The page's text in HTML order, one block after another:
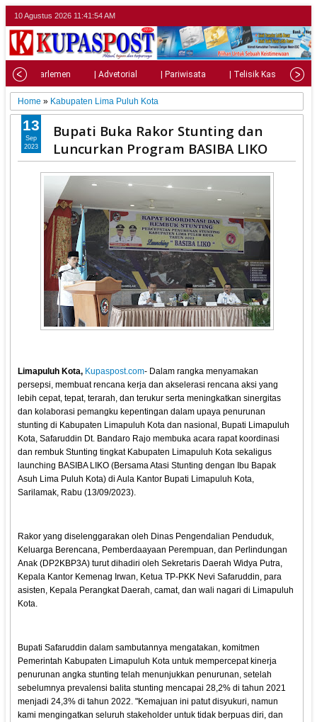
10 Agustus 2026 11:41:55 AM
| Parlemen | Advetorial | Pariwisata | Telisik Kasus
Home » Kabupaten Lima Puluh Kota
Bupati Buka Rakor Stunting dan
Luncurkan Program BASIBA LIKO
Limapuluh Kota, Kupaspost.com- Dalam rangka menyamakan
persepsi, membuat rencana kerja dan akselerasi rencana aksi yang
lebih cepat, tepat, terarah, dan terukur serta meningkatkan sinergitas
dan kolaborasi pemangku kepentingan dalam upaya penurunan
stunting di Kabupaten Limapuluh Kota dan nasional, Bupati Limapuluh
Kota, Safaruddin Dt. Bandaro Rajo membuka acara rapat koordinasi
dan rembuk Stunting tingkat Kabupaten Limapuluh Kota sekaligus
launching BASIBA LIKO (Bersama Atasi Stunting dengan Ibu Bapak
Asuh Lima Puluh Kota) di Aula Kantor Bupati Limapuluh Kota,
Sarilamak, Rabu (13/09/2023).
Rakor yang diselenggarakan oleh Dinas Pengendalian Penduduk,
Keluarga Berencana, Pemberdaayaan Perempuan, dan Perlindungan
Anak (DP2KBP3A) turut dihadiri oleh Sekretaris Daerah Widya Putra,
Kepala Kantor Kemenag Irwan, Ketua TP-PKK Nevi Safaruddin, para
asisten, Kepala Perangkat Daerah, camat, dan wali nagari di Limapuluh
Kota.
Bupati Safaruddin dalam sambutannya mengatakan, komitmen
Pemerintah Kabupaten Limapuluh Kota untuk mempercepat kinerja
penurunan angka stunting telah menunjukkan penurunan, setelah
sebelumnya prevalensi balita stunting mencapai 28,2% di tahun 2021
menjadi 24,3% di tahun 2022. "Kemajuan ini patut disyukuri, namun
kami mengingatkan seluruh stakeholder untuk tidak berpuas diri, dan
13
Sep
2023